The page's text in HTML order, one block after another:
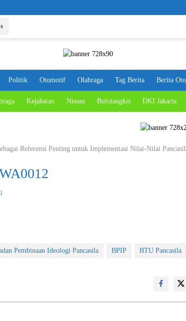
Politik Otomotif Olahraga Tag Berita Berita
Kejahatan Nissan Bulutangkis DKI Jakarta
Referensi Penting untuk Implementasi Nilai-Nilai
Pembinaan Ideologi Pancasila BPIP BTU Pancasila